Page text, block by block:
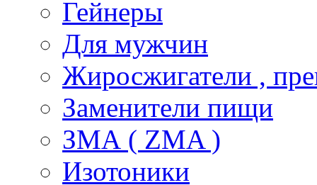
Гейнеры
Для мужчин
Жиросжигатели ,
Заменители пищи
ЗМА ( ZMA )
Изотоники